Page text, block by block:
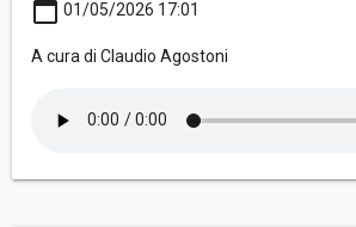
calendar_today 01/05/2026 17:01
A cura di Claudio Agostoni